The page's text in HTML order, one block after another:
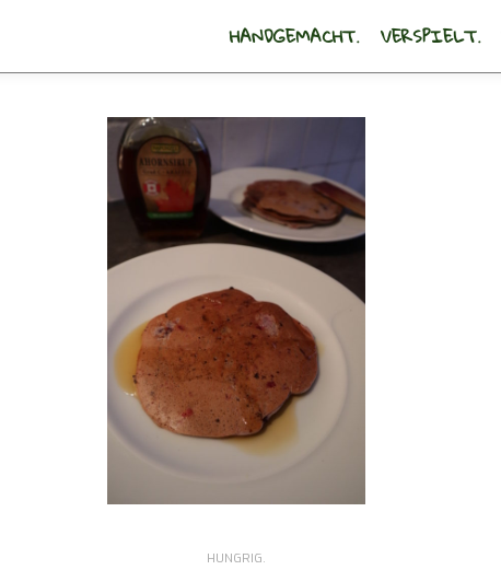
HANDGEMACHT. VERSPIELT.
HUNGRIG.